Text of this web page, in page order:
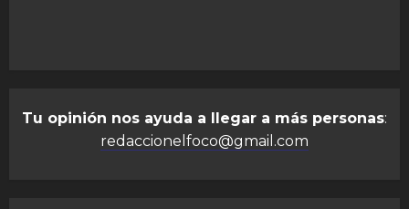
Tu opinión nos ayuda a llegar a más personas:
redaccionelfoco@gmail.com